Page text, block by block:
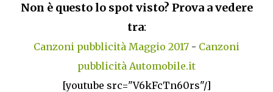
Non è questo lo spot visto? Prova a vedere
tra:
Canzoni pubblicità Maggio 2017 - Canzoni
pubblicità Automobile.it
[youtube src="V6kFcTn60rs"/]